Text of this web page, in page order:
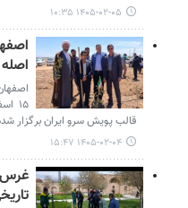
۱۴۰۵-۰۲-۰۵ ۱۰:۳۵
قالب پویش سرو ایران برگزار شده و ۶۰ هزار اصله نهال
۱۴۰۵-۰۲-۰۴ ۱۵:۴۷